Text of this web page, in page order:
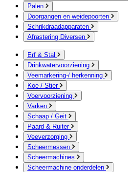
Palen
Doorgangen en weidepoorten
Schrikdraadapparaten
Afrastering Diversen
Erf & Stal
Drinkwatervoorziening
Veemarkering-/ herkenning
Koe / Stier
Voervoorziening
Varken
Schaap / Geit
Paard & Ruiter
Veeverzorging
Scheermessen
Scheermachines
Scheermachine onderdelen